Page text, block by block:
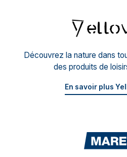
Découvrez la nature dans
des produits de
En savoir plus